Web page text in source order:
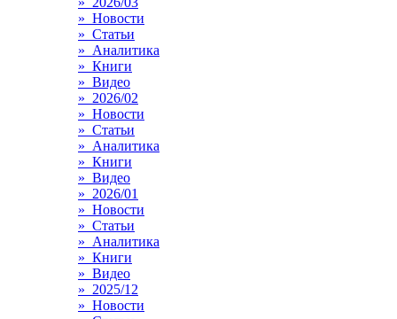
» Новости
» Статьи
» Аналитика
» Книги
» Видео
» 2026/02
» Новости
» Статьи
» Аналитика
» Книги
» Видео
» 2026/01
» Новости
» Статьи
» Аналитика
» Книги
» Видео
» 2025/12
» Новости